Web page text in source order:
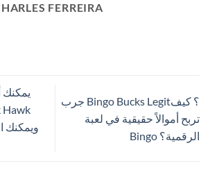
FERREIRA
يمكنك
جرب Bingo Bucks Legit؟ كيف
تربح أموالاً حقيقية في لعبة
Bingo الرقمية؟